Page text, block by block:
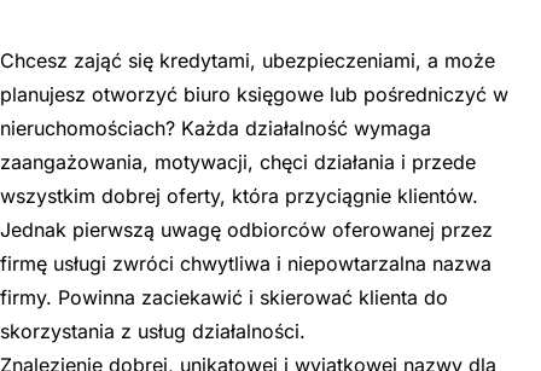
Chcesz zająć się kredytami, ubezpieczeniami, a może
planujesz otworzyć biuro księgowe lub pośredniczyć w
nieruchomościach? Każda działalność wymaga
zaangażowania, motywacji, chęci działania i przede
wszystkim dobrej oferty, która przyciągnie klientów.
Jednak pierwszą uwagę odbiorców oferowanej przez
firmę usługi zwróci chwytliwa i niepowtarzalna nazwa
firmy. Powinna zaciekawić i skierować klienta do
skorzystania z usług działalności.
Znalezienie dobrej, unikatowej i wyjątkowej nazwy dla